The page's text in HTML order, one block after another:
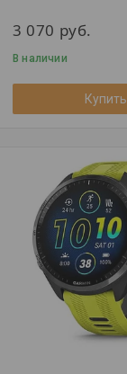
3 070 руб.
В наличии
Купить